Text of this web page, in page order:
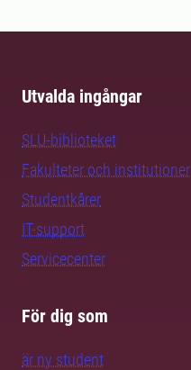
Utvalda ingångar
SLU-biblioteket
Fakulteter och institutioner
Studentkårer
IT-support
Servicecenter
För dig som
är ny student